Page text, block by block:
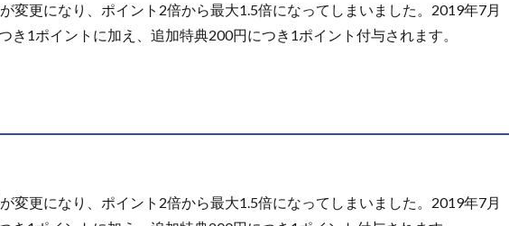
変更になり、ポイント2倍から最大1.5倍になってしまいました。2019年7月
き1ポイントに加え、追加特典200円につき1ポイント付与されます。
変更になり、ポイント2倍から最大1.5倍になってしまいました。2019年7月